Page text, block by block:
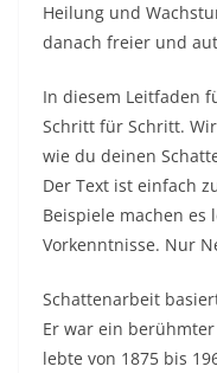
Heilung und
danach freier und
In diesem Leitfaden
Schritt für Schritt.
wie du deinen
Der Text ist einfach
Beispiele machen es
Vorkenntnisse. Nur
Schattenarbeit
Er war ein berühmter
lebte von 1875 bis